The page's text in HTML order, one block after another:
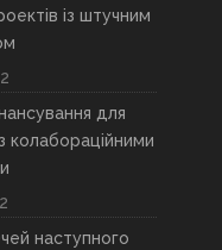
із штучним
для
колабораційними
наступного